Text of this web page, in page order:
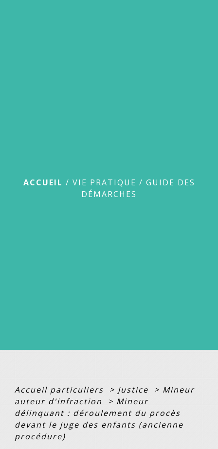
ACCUEIL / VIE PRATIQUE / GUIDE DES
DÉMARCHES
Accueil particuliers > Justice > Mineur
auteur d'infraction
> Mineur
délinquant : déroulement du procès
devant le juge des enfants (ancienne
procédure)